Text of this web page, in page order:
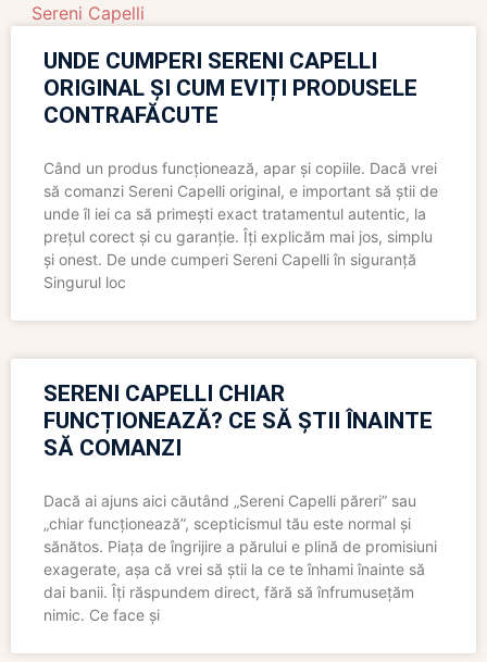
Sereni Capelli
UNDE CUMPERI SERENI CAPELLI
ORIGINAL ȘI CUM EVIȚI PRODUSELE
CONTRAFĂCUTE
Când un produs funcționează, apar și copiile. Dacă vrei
să comanzi Sereni Capelli original, e important să știi de
unde îl iei ca să primești exact tratamentul autentic, la
prețul corect și cu garanție. Îți explicăm mai jos, simplu
și onest. De unde cumperi Sereni Capelli în siguranță
Singurul loc
SERENI CAPELLI CHIAR
FUNCȚIONEAZĂ? CE SĂ ȘTII ÎNAINTE
SĂ COMANZI
Dacă ai ajuns aici căutând „Sereni Capelli păreri” sau
„chiar funcționează”, scepticismul tău este normal și
sănătos. Piața de îngrijire a părului e plină de promisiuni
exagerate, așa că vrei să știi la ce te înhami înainte să
dai banii. Îți răspundem direct, fără să înfrumusețăm
nimic. Ce face și